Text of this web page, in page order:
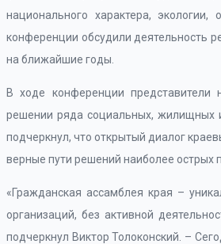
национального характера, экологии,
конференции обсудили деятельность
на ближайшие годы.
В ходе конференции
решении ряда социальных, жилищных
подчеркнул, что открытый диалог
верные пути решений наиболее острых
«Гражданская ассамблея края –
организаций, без активной
подчеркнул Виктор Толоконский. –